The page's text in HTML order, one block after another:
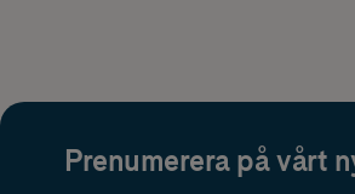
Prenumerera på vårt